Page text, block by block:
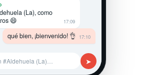
(La), como
😄
17:09
qué bien, ¡bienvenido! 👌 17:10
#Aldehuela (La)… ➤